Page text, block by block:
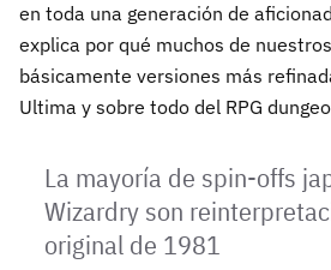
en toda una generación de
explica por qué muchos de
básicamente versiones más
Ultima y sobre todo del RPG
La mayoría de spin-offs
Wizardry son
original de 1981